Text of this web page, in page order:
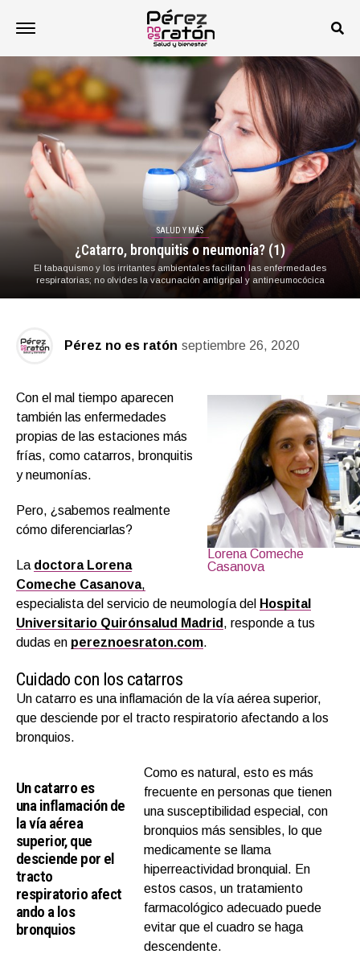
SALUD Y MÁS
¿Catarro, bronquitis o neumonía? (1)
El tabaquismo y los irritantes ambientales facilitan las enfermedades
respiratorias; no olvides la vacunación antigripal y antineumocócica
Pérez no es ratón septiembre 26, 2020
Lorena Comeche
Casanova
Con el mal tiempo aparecen
también las enfermedades
propias de las estaciones más
frías, como catarros, bronquitis
y neumonías.
Pero, ¿sabemos realmente
cómo diferenciarlas?
La doctora Lorena
Comeche Casanova,
especialista del servicio de neumología del Hospital
Universitario Quirónsalud Madrid , responde a tus
dudas en pereznoesraton.com.
Cuidado con los catarros
Un catarro es una inflamación de la vía aérea superior,
que desciende por el tracto respiratorio afectando a los
bronquios.
Un catarro es
una inflamación de
la vía aérea
superior, que
desciende por el
tracto
respiratorio afect
ando a los
bronquios
Como es natural, esto es más
frecuente en personas que tienen
una susceptibilidad especial, con
bronquios más sensibles, lo que
medicamente se llama
hiperreactividad bronquial. En
estos casos, un tratamiento
farmacológico adecuado puede
evitar que el cuadro se haga
descendente.